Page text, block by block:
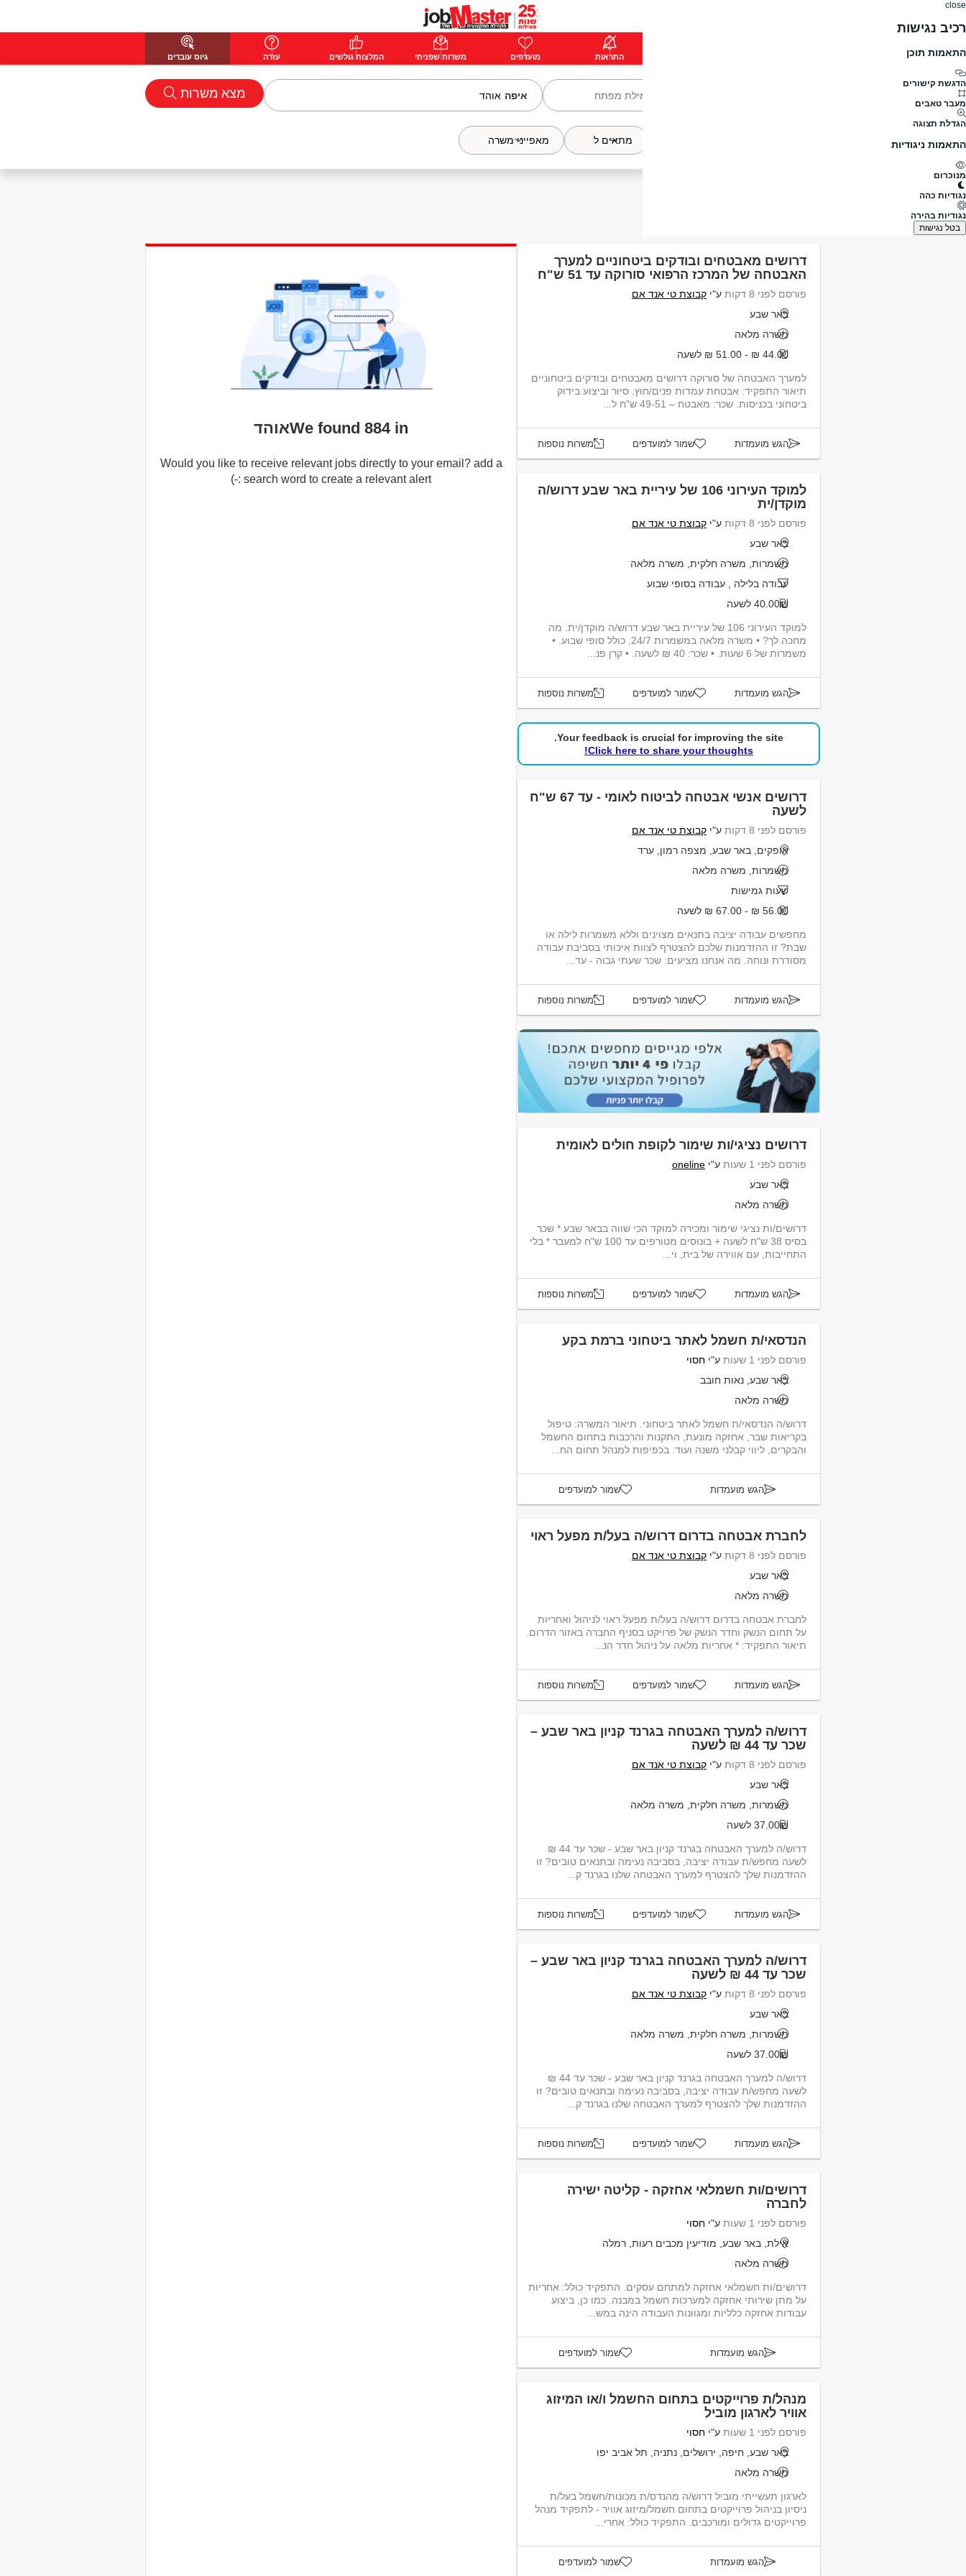
close
רכיב נגישות
התאמות תוכן
הדגשת קישורים
מעבר טאבים
הגדלת תצוגה
התאמות ניגודיות
מנוכרום
נגודיות כהה
נגודיות בהירה
בטל נגישות
פרימיום התחבר התראות מועדפים משרות שפניתי המלצות גולשים עזרה גיוס עובדים
איפה מצא משרות
מתאים ל מאפייני משרה
דרושים מאבטחים ובודקים ביטחוניים למערך
האבטחה של המרכז הרפואי סורוקה עד 51 ש"ח
פורסם לפני 8 דקות ע"י קבוצת טי אנד אם
באר שבע
משרה מלאה
44.00 ₪ - 51.00 ₪ לשעה
למערך האבטחה של סורוקה דרושים מאבטחים ובודקים ביטחוניים
תיאור התפקיד: אבטחת עמדות פנים/חוץ, סיור וביצוע בידוק
ביטחוני בכניסות. שכר: מאבטח – 49-51 ש"ח ל...
הגש מועמדות שמור למועדפים משרות נוספות
למוקד העירוני 106 של עיריית באר שבע דרוש/ה
מוקדן/ית
פורסם לפני 8 דקות ע"י קבוצת טי אנד אם
באר שבע
משמרות, משרה חלקית, משרה מלאה
עבודה בלילה
עבודה בסופי שבוע
40.00₪ לשעה
למוקד העירוני 106 של עיריית באר שבע דרוש/ה מוקדן/ית. מה
מחכה לך? • משרה מלאה במשמרות 24/7, כולל סופי שבוע. •
משמרות של 6 שעות. • שכר: 40 ₪ לשעה. • קרן פנ...
הגש מועמדות שמור למועדפים משרות נוספות
Your feedback is crucial for improving the site.
Click here to share your thoughts!
דרושים אנשי אבטחה לביטוח לאומי - עד 67 ש"ח
לשעה
פורסם לפני 8 דקות ע"י קבוצת טי אנד אם
אופקים, באר שבע, מצפה רמון, ערד
משמרות, משרה מלאה
שעות גמישות
56.00 ₪ - 67.00 ₪ לשעה
מחפשים עבודה יציבה בתנאים מצוינים וללא משמרות לילה או
שבת? זו ההזדמנות שלכם להצטרף לצוות איכותי בסביבת עבודה
מסודרת ונוחה. מה אנחנו מציעים: שכר שעתי גבוה - עד...
הגש מועמדות שמור למועדפים משרות נוספות
דרושים נציגי/ות שימור לקופת חולים לאומית
פורסם לפני 1 שעות ע"י oneline
באר שבע
משרה מלאה
דרושים/ות נציגי שימור ומכירה למוקד הכי שווה בבאר שבע * שכר
בסיס 38 ש"ח לשעה + בונוסים מטורפים עד 100 ש"ח למעבר * בלי
התחייבות, עם אווירה של בית, וי...
הגש מועמדות שמור למועדפים משרות נוספות
הנדסאי/ת חשמל לאתר ביטחוני ברמת בקע
פורסם לפני 1 שעות ע"י חסוי
באר שבע, נאות חובב
משרה מלאה
דרוש/ה הנדסאי/ת חשמל לאתר ביטחוני. תיאור המשרה: טיפול
בקריאות שבר, אחזקה מונעת, התקנות והרכבות בתחום החשמל
והבקרים, ליווי קבלני משנה ועוד. בכפיפות למנהל תחום הח...
הגש מועמדות שמור למועדפים
לחברת אבטחה בדרום דרוש/ה בעל/ת מפעל ראוי
פורסם לפני 8 דקות ע"י קבוצת טי אנד אם
באר שבע
משרה מלאה
לחברת אבטחה בדרום דרוש/ה בעל/ת מפעל ראוי לניהול ואחריות
על תחום הנשק וחדר הנשק של פרויקט בסניף החברה באזור הדרום.
תיאור התפקיד: * אחריות מלאה על ניהול חדר הנ...
הגש מועמדות שמור למועדפים משרות נוספות
דרוש/ה למערך האבטחה בגרנד קניון באר שבע –
שכר עד 44 ₪ לשעה
פורסם לפני 8 דקות ע"י קבוצת טי אנד אם
באר שבע
משמרות, משרה חלקית, משרה מלאה
37.00₪ לשעה
דרוש/ה למערך האבטחה בגרנד קניון באר שבע - שכר עד 44 ₪
לשעה מחפש/ת עבודה יציבה, בסביבה נעימה ובתנאים טובים? זו
ההזדמנות שלך להצטרף למערך האבטחה שלנו בגרנד ק...
הגש מועמדות שמור למועדפים משרות נוספות
דרוש/ה למערך האבטחה בגרנד קניון באר שבע –
שכר עד 44 ₪ לשעה
פורסם לפני 8 דקות ע"י קבוצת טי אנד אם
באר שבע
משמרות, משרה חלקית, משרה מלאה
37.00₪ לשעה
דרוש/ה למערך האבטחה בגרנד קניון באר שבע - שכר עד 44 ₪
לשעה מחפש/ת עבודה יציבה, בסביבה נעימה ובתנאים טובים? זו
ההזדמנות שלך להצטרף למערך האבטחה שלנו בגרנד ק...
הגש מועמדות שמור למועדפים משרות נוספות
דרושים/ות חשמלאי אחזקה - קליטה ישירה
לחברה
פורסם לפני 1 שעות ע"י חסוי
אילת, באר שבע, מודיעין מכבים רעות, רמלה
משרה מלאה
דרושים/ות חשמלאי אחזקה למתחם עסקים. התפקיד כולל: אחריות
על מתן שירותי אחזקה למערכות חשמל במבנה. כמו כן, ביצוע
עבודות אחזקה כלליות ומגוונות העבודה הינה במש...
הגש מועמדות שמור למועדפים
מנהל/ת פרוייקטים בתחום החשמל ו/או המיזוג
אוויר לארגון מוביל
פורסם לפני 1 שעות ע"י חסוי
באר שבע, חיפה, ירושלים, נתניה, תל אביב יפו
משרה מלאה
לארגון תעשייתי מוביל דרוש/ה מהנדס/ת מכונות/חשמל בעל/ת
ניסיון בניהול פרוייקטים בתחום חשמל/מיזוג אוויר - לתפקיד מנהל
פרוייקטים גדולים ומורכבים. התפקיד כולל: אחרי...
הגש מועמדות שמור למועדפים
We found 884 inאוהד
Would you like to receive relevant jobs directly to your email? add a
search word to create a relevant alert :-)